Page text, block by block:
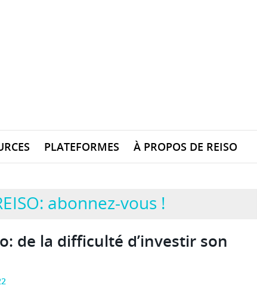
PLATEFORMES À PROPOS DE REISO
abonnez-vous !
de la difficulté d’investir son